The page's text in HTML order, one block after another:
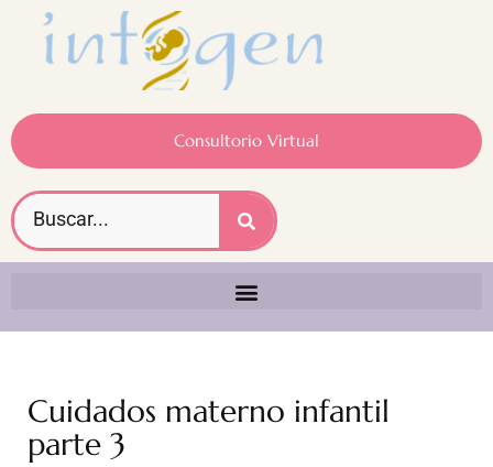
Consultorio Virtual
Cuidados materno infantil
parte 3